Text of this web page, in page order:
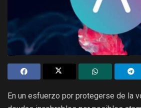
En un esfuerzo por protegerse de la